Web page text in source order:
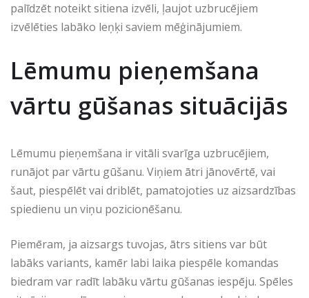
palīdzēt noteikt sitiena izvēli, ļaujot uzbrucējiem
izvēlēties labāko leņķi saviem mēģinājumiem.
Lēmumu pieņemšana
vārtu gūšanas situācijās
Lēmumu pieņemšana ir vitāli svarīga uzbrucējiem,
runājot par vārtu gūšanu. Viņiem ātri jānovērtē, vai
šaut, piespēlēt vai driblēt, pamatojoties uz aizsardzības
spiedienu un viņu pozicionēšanu.
Piemēram, ja aizsargs tuvojas, ātrs sitiens var būt
labāks variants, kamēr labi laika piespēle komandas
biedram var radīt labāku vārtu gūšanas iespēju. Spēles